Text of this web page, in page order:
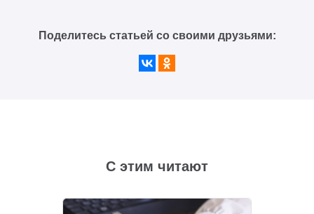
Поделитесь статьей со своими друзьями:
С этим читают